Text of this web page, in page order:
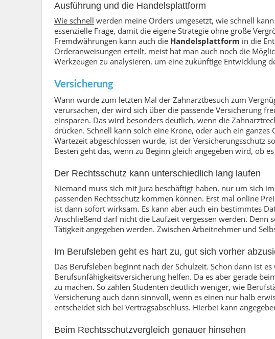
Ausführung und die Handelsplattform
Wie schnell werden meine Orders umgesetzt, wie schnell
essenzielle Frage, damit die eigene Strategie ohne große
Fremdwährungen kann auch die Handelsplattform in die
Orderanweisungen erteilt, meist hat man auch noch die
Werkzeugen zu analysieren, um eine zukünftige Entwicklung
Versicherung
Wann wurde zum letzten Mal der Zahnarztbesuch zum
verursachen, der wird sich über die passende Versicherung
einsparen. Das wird besonders deutlich, wenn die
drücken. Schnell kann solch eine Krone, oder auch ein
Wartezeit abgeschlossen wurde, ist der Versicherungsschutz
Besten geht das, wenn zu Beginn gleich angegeben wird, ob
Der Rechtsschutz kann unterschiedlich lang laufen
Niemand muss sich mit Jura beschäftigt haben, nur um sich
passenden Rechtsschutz kommen können. Erst mal online
ist dann sofort wirksam. Es kann aber auch ein bestimmtes
Anschließend darf nicht die Laufzeit vergessen werden. Denn
Tätigkeit angegeben werden. Zwischen Arbeitnehmer und
Im Berufsleben geht es hart zu, gut sich vorher
Das Berufsleben beginnt nach der Schulzeit. Schon dann ist
Berufsunfähigkeitsversicherung helfen. Da es aber gerade
zu machen. So zahlen Studenten deutlich weniger, wie
Versicherung auch dann sinnvoll, wenn es einen nur halb
entscheidet sich bei Vertragsabschluss. Hierbei kann
Beim Rechtsschutzvergleich genauer hinsehen